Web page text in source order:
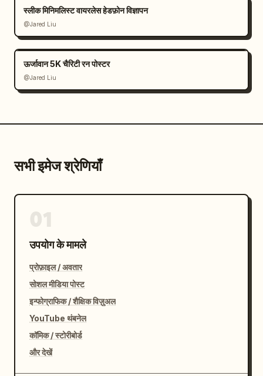
स्लीक मिनिमलिस्ट वायरलेस हेडफ़ोन विज्ञापन
@Jared Liu
ऊर्जावान 5K चैरिटी रन पोस्टर
@Jared Liu
सभी इमेज श्रेणियाँ
उपयोग के मामले
प्रोफ़ाइल / अवतार
सोशल मीडिया पोस्ट
इन्फोग्राफिक / शैक्षिक विज़ुअल
YouTube थंबनेल
कॉमिक / स्टोरीबोर्ड
और देखें